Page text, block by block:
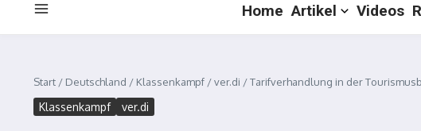
Home Artikel Videos
Start / Deutschland / Klassenkampf /ver.di /Tarifverhandlung in der
Klassenkampf ver.di